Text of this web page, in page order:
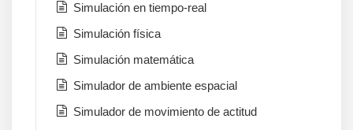
Simulación en tiempo-real
Simulación física
Simulación matemática
Simulador de ambiente espacial
Simulador de movimiento de actitud